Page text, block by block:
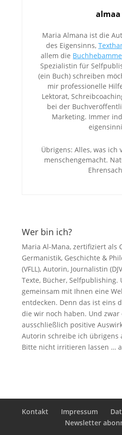
almaa
Maria Almana ist die
des Eigensinns,
allem die Buchhebamme
Spezialistin für
(ein Buch) schreiben
mir professionelle
Lektorat,
bei der
Marketing. Immer
Übrigens: Alles, was ich
menschengemacht.
Wer bin ich?
Maria Al-Mana, zertifiziert als
Germanistik, Geschichte &
(VFLL), Autorin, Journalistin
Texte, Bücher, Selfpublishing.
gemeinsam mit Ihnen eine
entdecken. Denn das ist eins
die wir noch haben. Und zwar
ausschließlich positive
Autorin schreibe ich übrigens
Bitte nicht irritieren lassen …
Kontakt Impressum
Newsletter